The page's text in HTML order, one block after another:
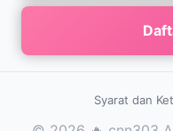
Syarat dan